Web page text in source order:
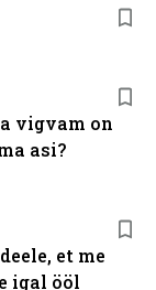
vigvam on
asi?
et me
igal ööl